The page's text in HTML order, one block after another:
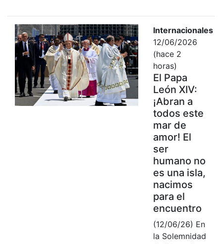
Internacionales
12/06/2026
(hace 2
horas)
El Papa
León XIV:
¡Abran a
todos este
mar de
amor! El
ser
humano no
es una isla,
nacimos
para el
encuentro
(12/06/26) En
la Solemnidad